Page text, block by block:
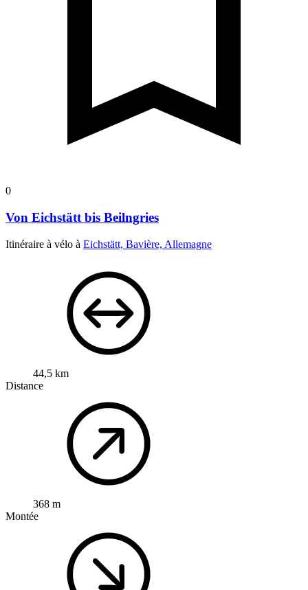
0
Von Eichstätt bis Beilngries
Itinéraire à vélo à Eichstätt, Bavière, Allemagne
44,5 km
Distance
368 m
Montée